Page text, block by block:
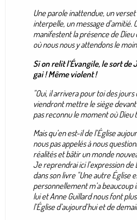
Une parole inattendue, un verset
interpelle, un message d’amitié.
manifestent la présence de
où nous nous y attendons le
Si on relit l’Évangile, le sort de
gai ! Même violent !
"Oui, il arrivera pour toi des
viendront mettre le siège devant
pas reconnu le moment où Dieu
Mais qu’en est-il de l’Église
nous pas appelés à nous
réalités et bâtir un monde
Je reprendrai ici l’expression
dans son livre "Une autre Église
personnellement m’a beaucoup
lui et Anne Guillard nous font
l’Église d’aujourd’hui et de